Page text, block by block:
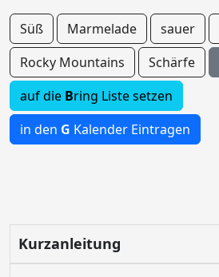
Süß Marmelade sauer
Rocky Mountains
Schärfe
auf die Bring Liste setzen
in den G Kalender Eintragen
Kurzanleitung